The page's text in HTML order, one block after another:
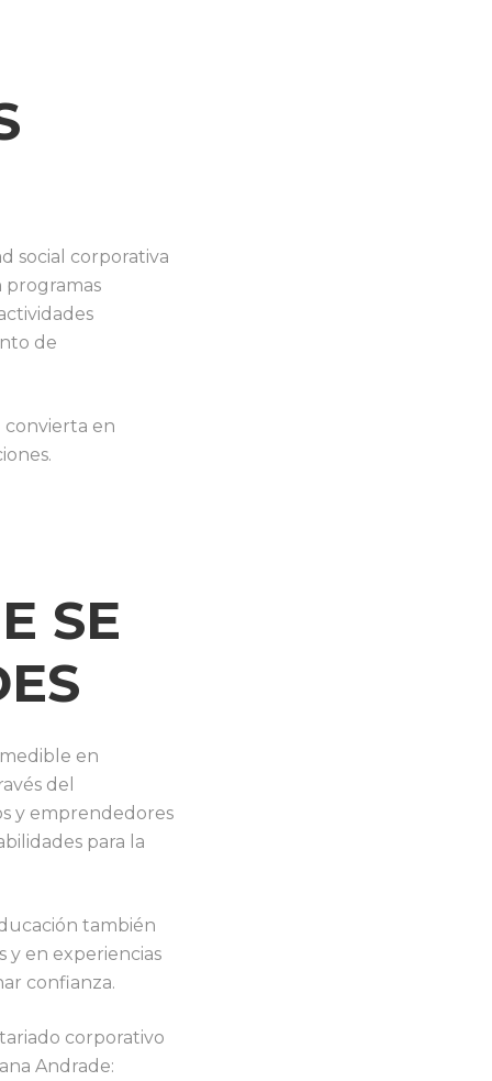
social corporativa
programas
de
convierta en
SE
en
del
y emprendedores
para la
también
y en experiencias
confianza.
corporativo
Andrade: